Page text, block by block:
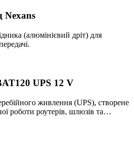
Nexans
(алюмінієвий дріт) для
UPS 12 V
живлення (UPS), створене
роботи роутерів, шлюзів та…